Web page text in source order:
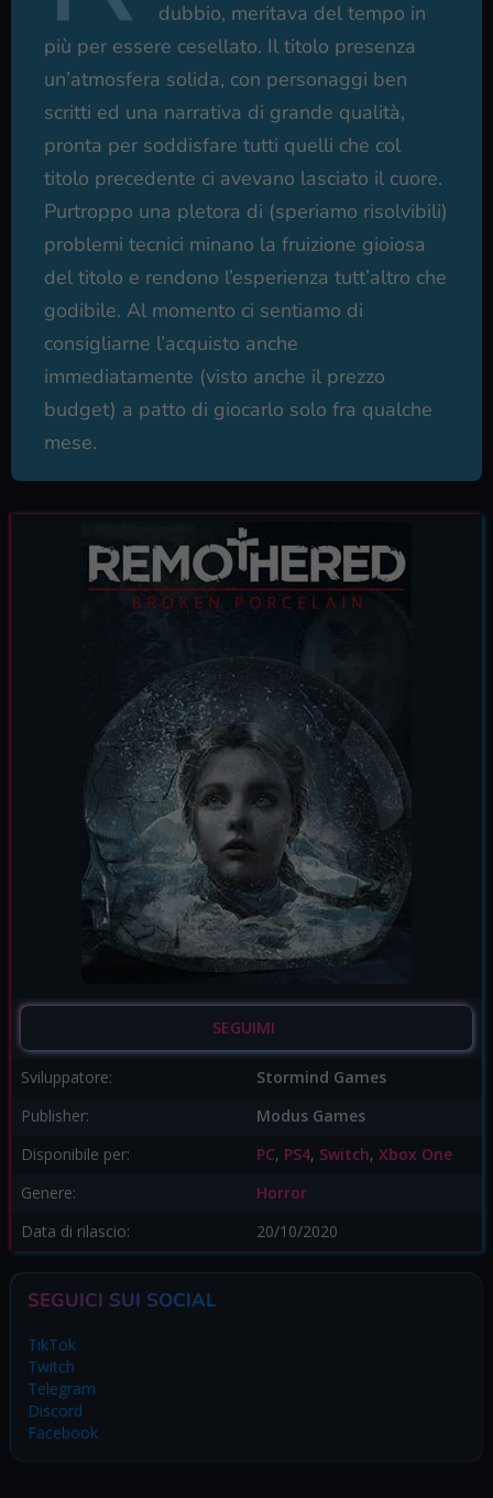
dubbio, meritava del tempo in
più per essere cesellato. Il titolo presenza
un’atmosfera solida, con personaggi ben
scritti ed una narrativa di grande qualità,
pronta per soddisfare tutti quelli che col
titolo precedente ci avevano lasciato il cuore.
Purtroppo una pletora di (speriamo risolvibili)
problemi tecnici minano la fruizione gioiosa
del titolo e rendono l’esperienza tutt’altro che
godibile. Al momento ci sentiamo di
consigliarne l’acquisto anche
immediatamente (visto anche il prezzo
budget) a patto di giocarlo solo fra qualche
mese.
SEGUIMI
Sviluppatore:
Stormind Games
Publisher:
Modus Games
Disponibile per:
PC, PS4, Switch, Xbox One
Genere:
Horror
Data di rilascio:
20/10/2020
SEGUICI SUI SOCIAL
TikTok
Twitch
Telegram
Discord
Facebook